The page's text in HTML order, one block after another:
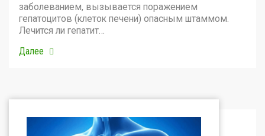
заболеванием, вызывается поражением
гепатоцитов (клеток печени) опасным штаммом.
Лечится ли гепатит…
Далее